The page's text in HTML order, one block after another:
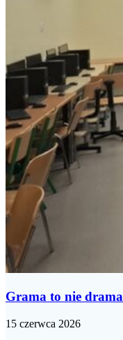
Grama to nie drama
15 czerwca 2026